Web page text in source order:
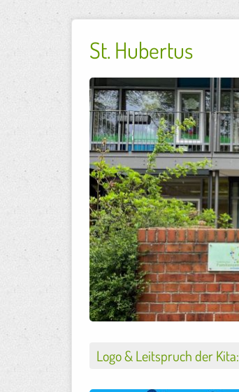
St. Hubertus
Logo & Leitspruch der Kita: